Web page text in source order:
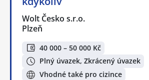
Wolt Česko s.r.o.
Plzeň
40 000 – 50 000 Kč
Plný úvazek, Zkrácený úvazek
Vhodné také pro cizince